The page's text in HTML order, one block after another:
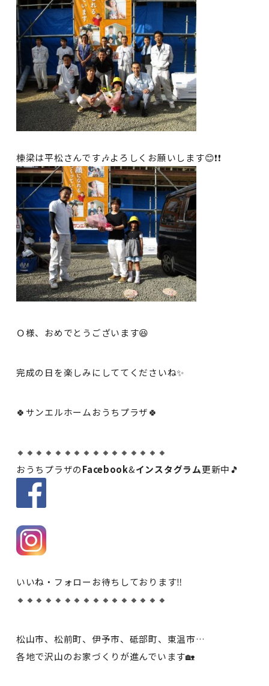
棟梁は平松さんです🎶よろしくお願いします😊❗❗
Ｏ様、おめでとうございます😆
完成の日を楽しみにしててくださいね✨
🍀サンエルホームおうちプラザ🍀
🔸🔸🔸🔸🔸🔸🔸🔸🔸🔸🔸🔸🔸🔸🔸🔸
おうちプラザのFacebook&インスタグラム更新中🎵
いいね・フォローお待ちしております‼
🔸🔸🔸🔸🔸🔸🔸🔸🔸🔸🔸🔸🔸🔸🔸🔸
松山市、松前町、伊予市、砥部町、東温市…
各地で沢山のお家づくりが進んでいます🏡